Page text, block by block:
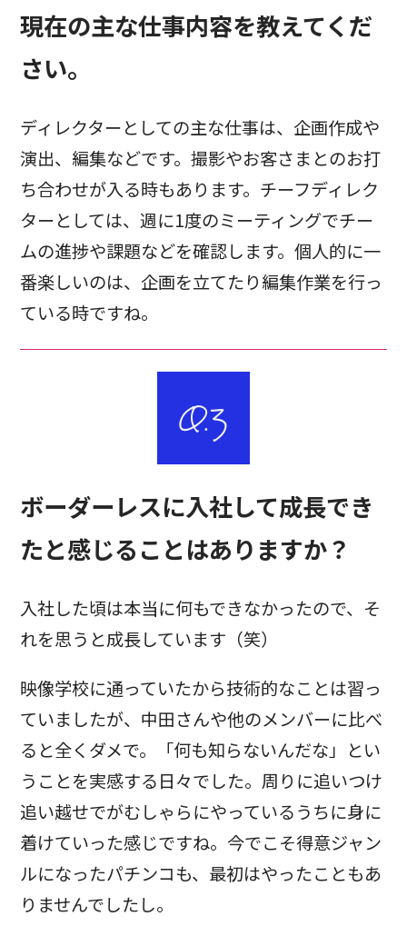
現在の主な仕事内容を教えてくだ
さい。
ディレクターとしての主な仕事は、企画作成や
演出、編集などです。撮影やお客さまとのお打
ち合わせが入る時もあります。チーフディレク
ターとしては、週に1度のミーティングでチー
ムの進捗や課題などを確認します。個人的に一
番楽しいのは、企画を立てたり編集作業を行っ
ている時ですね。
ボーダーレスに入社して成長でき
たと感じることはありますか？
入社した頃は本当に何もできなかったので、そ
れを思うと成長しています（笑）
映像学校に通っていたから技術的なことは習っ
ていましたが、中田さんや他のメンバーに比べ
ると全くダメで。「何も知らないんだな」とい
うことを実感する日々でした。周りに追いつけ
追い越せでがむしゃらにやっているうちに身に
着けていった感じですね。今でこそ得意ジャン
ルになったパチンコも、最初はやったこともあ
りませんでしたし。